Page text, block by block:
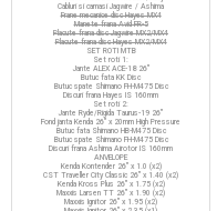
Cabluri si camasi Jagwire / Ashima
Frane mecanice disc Hayes MX4
Manete frana Avid FR-5
Placute frana disc Jagwire MX2/MX4
Placute frana disc Hayes MX2/MX4
SET ROTI MTB
Set roti 1:
Jante ALEX ACE-18 26"
Butuc fata KK Disc
Butuc spate Shimano FH-M475 Disc
Discuri frana Hayes IS 160mm
Set roti 2:
Jante Ryde/Rigida Taurus-19 26"
Fond janta Kenda 26" x 20mm High Pressure
Butuc fata Shimano HB-M475 Disc
Butuc spate Shimano FH-M475 Disc
Discuri frana Ashima Airotor IS 160mm
ANVELOPE
Kenda Kontender 26" x 1.0 (x2)
CST Traveller City Classic 26" x 1.40 (x2)
Kenda Kross Plus 26" x 1.75 (x2)
Maxxis Larsen TT 26" x 1.90 (x2)
Maxxis Ignitor 26" x 1.95 (x2)